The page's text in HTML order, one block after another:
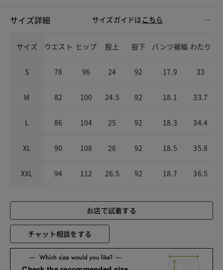
サイズ詳細 サイズガイドは こちら
サイズ ウエスト ヒップ 股上 股下 パンツ裾幅 わたり
S 78 96 24 92 17.9 33
M 82 100 24.5 92 18.1 33.7
L 86 104 25 92 18.3 34.4
XL 90 108 26 92 18.5 35.8
XXL 94 112 26.5 92 18.7 36.5
お店で試着する
チャット相談をする